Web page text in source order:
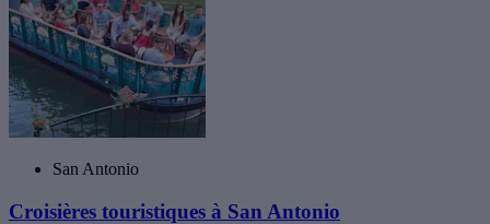
San Antonio
Croisières touristiques à San Antonio